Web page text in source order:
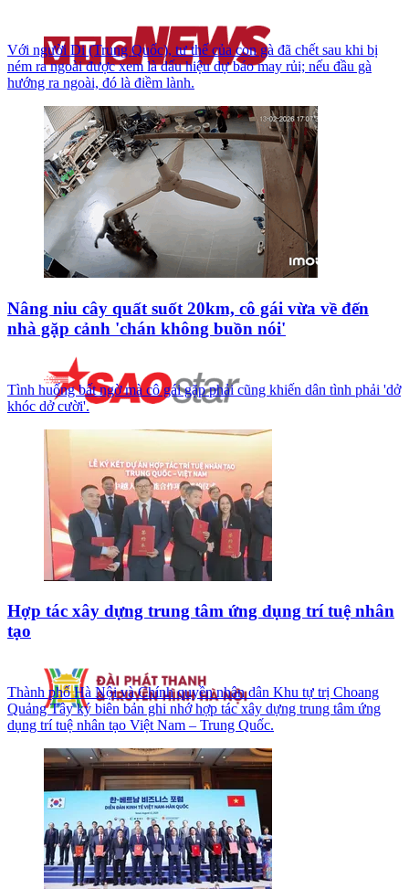
Với người Di (Trung Quốc), tư thế của con gà đã chết sau khi bị
ném ra ngoài được xem là dấu hiệu dự báo may rủi; nếu đầu gà
hướng ra ngoài, đó là điềm lành.
Nâng niu cây quất suốt 20km, cô gái vừa về đến
nhà gặp cảnh 'chán không buồn nói'
Tình huống bất ngờ mà cô gái gặp phải cũng khiến dân tình phải 'dở
khóc dở cười'.
Hợp tác xây dựng trung tâm ứng dụng trí tuệ nhân
tạo
Thành phố Hà Nội và Chính quyền nhân dân Khu tự trị Choang
Quảng Tây ký biên bản ghi nhớ hợp tác xây dựng trung tâm ứng
dụng trí tuệ nhân tạo Việt Nam – Trung Quốc.